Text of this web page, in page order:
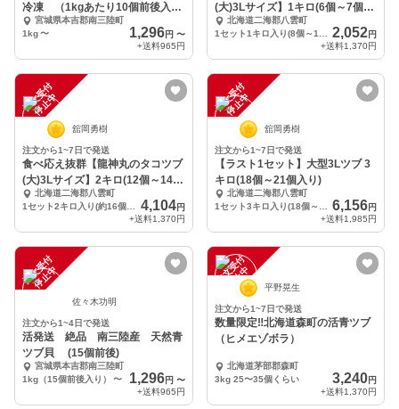
冷凍 （1kgあたり10個前後入
り）宮城県本吉郡南三陸町
1kg〜 1,296円 〜
+送料965円
(大)3Lサイズ】1キロ(6個～7個入
り)北海道二海郡八雲町
2,052円
+送料1,370円
注
文
受
付
停
止
中
舘岡勇樹
注文から1~7日で発送
食べ応え抜群【龍神丸のタコツブ
(大)3Lサイズ】2キロ(12個～14個
入り)北海道二海郡八雲町
4,104円
+送料1,370円
注
文
受
付
停
止
中
舘岡勇樹
注文から1~7日で発送
【ラスト1セット】大型3Lツブ 3
キロ(18個～21個入り)
北海道二海郡八雲町
6,156円
+送料1,985円
注
文
受
付
停
止
中
佐々木功明
注文から1~4日で発送
活発送 絶品 南三陸産 天然青
ツブ貝 (15個前後)
宮城県本吉郡南三陸町
1kg（15個前後入り）
〜 1,296円 〜
+送料965円
注
文
受
付
停
止
中 平野晃生
注文から1~7日で発送
数量限定‼️北海道森町の活青ツブ
（ヒメエゾボラ）
北海道茅部郡森町
3kg 25〜35個くらい
3,240円
+送料1,370円